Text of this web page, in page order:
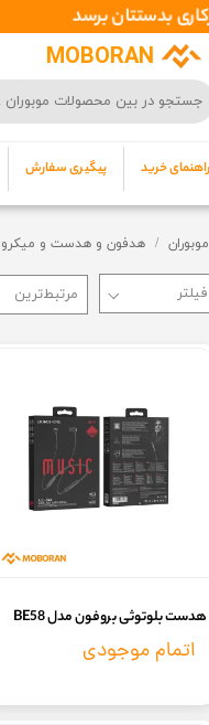
MOBORAN
راهنمای خرید پیگیری سفارش
حساب کاربری من
تغییر گذر واژه
خروج از حساب کاربری
موبوران هدفون و هدست و
مرتبط‌ترین
هدست بلوتوثی بروفون مدل BE58
اتمام موجودی